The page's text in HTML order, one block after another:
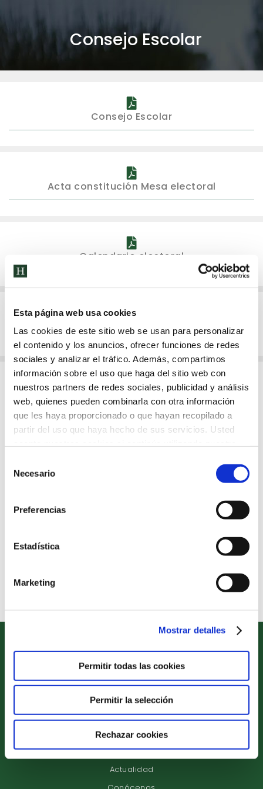
Esta página web usa cookies
Las cookies de este sitio web se usan para personalizar
el contenido y los anuncios, ofrecer funciones de redes
sociales y analizar el tráfico. Además, compartimos
información sobre el uso que haga del sitio web con
nuestros partners de redes sociales, publicidad y análisis
web, quienes pueden combinarla con otra información
que les haya proporcionado o que hayan recopilado a
partir del uso que haya hecho de sus servicios. Usted
Necesario
Preferencias
Estadística
Marketing
Mostrar detalles
Permitir todas las cookies
Permitir la selección
Rechazar cookies
Consejo Escolar
Consejo Escolar
Acta constitución Mesa electoral
Calendario electoral
Convocatoria de elecciones
Acta constitución Junta Electoral
Ven a conocernos
Descubre nuestro proyecto
educativo de la mano de nuestro
Compromiso de Excelencia
Actualidad